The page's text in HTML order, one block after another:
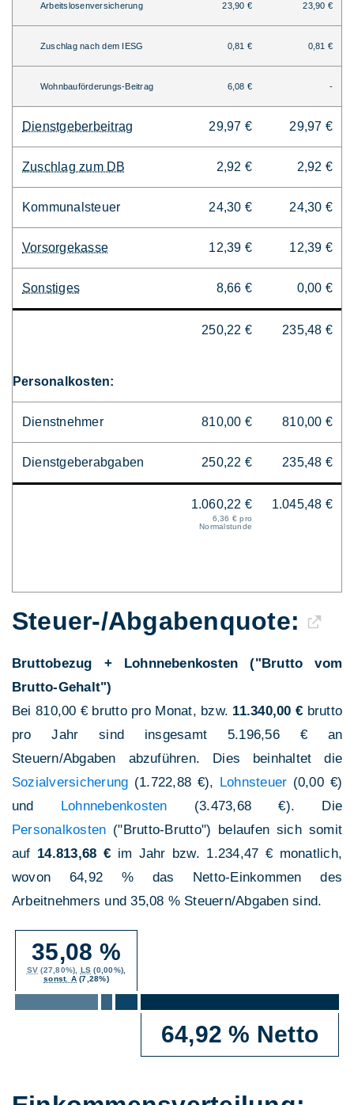
Arbeitslosenversicherung 23,90 € 23,90 €
Zuschlag nach dem IESG 0,81 € 0,81 €
Wohnbauförderungs-Beitrag 6,08 € -
Dienstgeberbeitrag 29,97 € 29,97 €
Zuschlag zum DB 2,92 € 2,92 €
Kommunalsteuer 24,30 € 24,30 €
Vorsorgekasse 12,39 € 12,39 €
Sonstiges 8,66 € 0,00 €
250,22 € 235,48 €
Personalkosten:
Dienstnehmer 810,00 € 810,00 €
Dienstgeberabgaben 250,22 € 235,48 €
1.060,22 €
6,36 € pro
Normalstunde
1.045,48 €
Steuer-/Abgaben­quote:
Bruttobezug + Lohnnebenkosten ("Brutto vom
Brutto-Gehalt")
Bei 810,00 € brutto pro Monat, bzw. 11.340,00 € brutto
pro Jahr sind insgesamt 5.196,56 € an
Steuern/Abgaben abzuführen. Dies beinhaltet die
Sozialversicherung (1.722,88 €), Lohnsteuer (0,00 €)
und
Lohnnebenkosten (3.473,68 €). Die
Personalkosten ("Brutto-Brutto") belaufen sich somit
auf 14.813,68 € im Jahr bzw. 1.234,47 € monatlich,
wovon 64,92 % das Netto-Einkommen des
Arbeitnehmers und 35,08 % Steuern/Abgaben sind.
35,08 %
SV (27,80%), LS (0,00%),
sonst. A (7,28%)
64,92 % Netto